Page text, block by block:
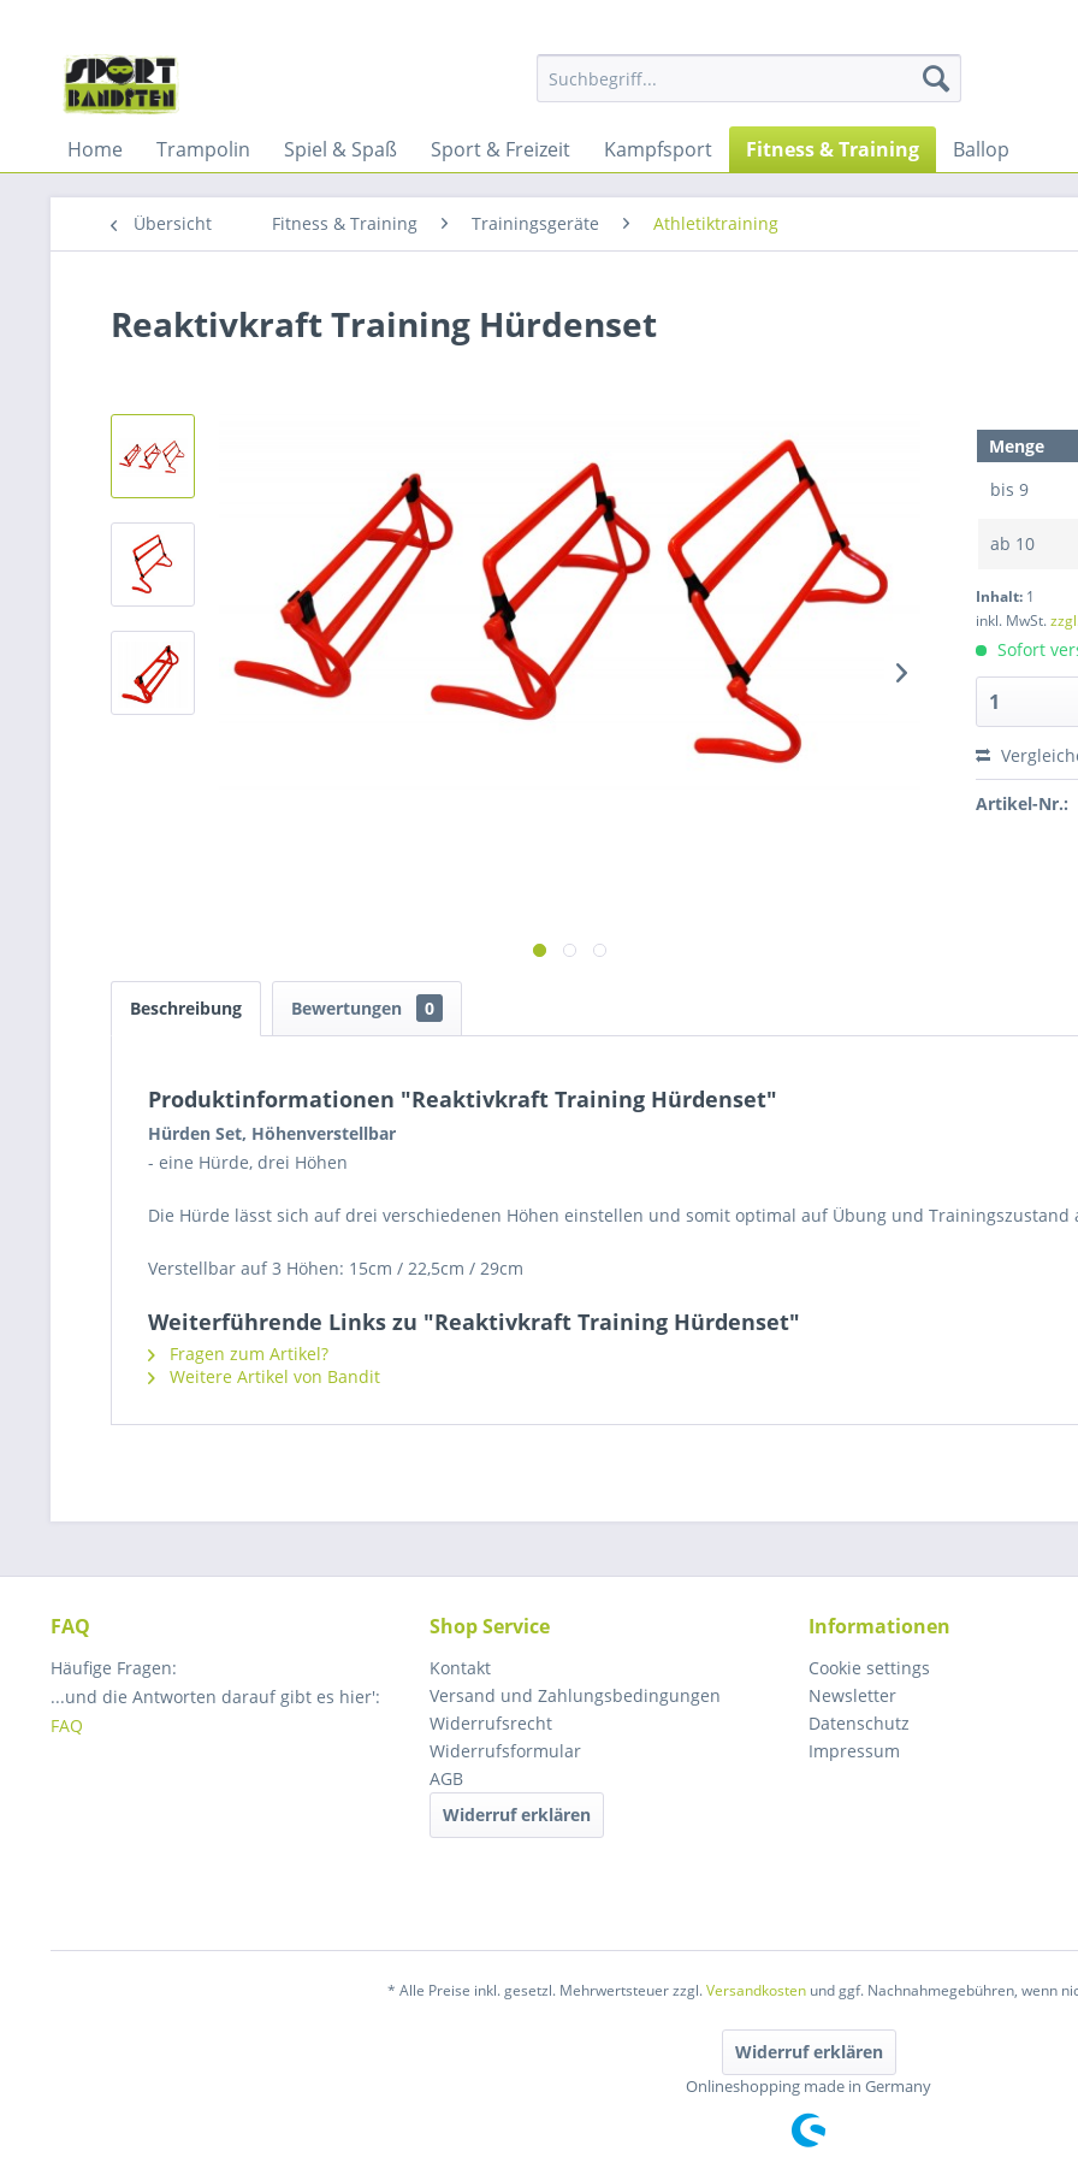
Home Trampolin Spiel & Spaß Sport & Freizeit Kampfsport Fitness & Training Ballop
Übersicht Fitness & Training Trainingsgeräte Athletiktraining
Reaktivkraft Training Hürdenset
Menge
bis9
ab 10
Inhalt: 1
inkl. MwSt.
Sofort
Artikel-Nr.:
Beschreibung Bewertungen 0
Produktinformationen "Reaktivkraft Training Hürdenset"
Hürden Set, Höhenverstellbar
- eine Hürde, drei Höhen
Die Hürde lässt sich auf drei verschiedenen Höhen einstellen und somit optimal auf Übung und Trainingszustand
Verstellbar auf 3 Höhen: 15cm / 22,5cm / 29cm
Weiterführende Links zu "Reaktivkraft Training Hürdenset"
Fragen zum Artikel?
Weitere Artikel von Bandit
FAQ
Häufige Fragen:
...und die Antworten darauf gibt es hier':
FAQ
Shop Service
Kontakt
Versand und Zahlungsbedingungen
Widerrufsrecht
Widerrufsformular
AGB
Widerruf erklären
Informationen
Cookie settings
Newsletter
Datenschutz
Impressum
* Alle Preise inkl. gesetzl. Mehrwertsteuer zzgl.Versandkostenund ggf. Nachnahmegebühren, wenn
Widerruf erklären
Onlineshopping made in Germany